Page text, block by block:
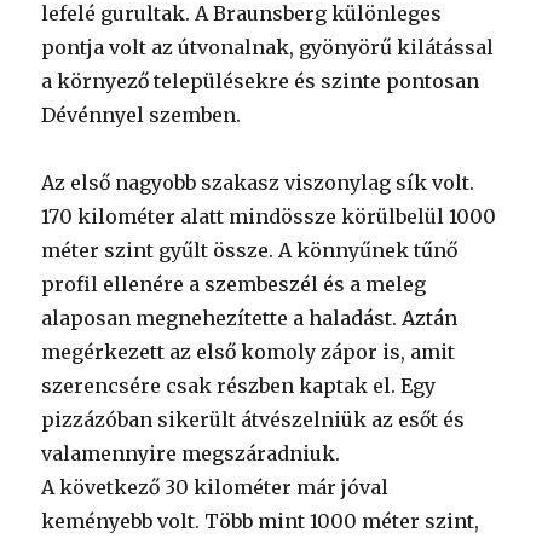
lefelé gurultak. A Braunsberg különleges
pontja volt az útvonalnak, gyönyörű kilátással
a környező településekre és szinte pontosan
Dévénnyel szemben.
Az első nagyobb szakasz viszonylag sík volt.
170 kilométer alatt mindössze körülbelül 1000
méter szint gyűlt össze. A könnyűnek tűnő
profil ellenére a szembeszél és a meleg
alaposan megnehezítette a haladást. Aztán
megérkezett az első komoly zápor is, amit
szerencsére csak részben kaptak el. Egy
pizzázóban sikerült átvészelniük az esőt és
valamennyire megszáradniuk.
A következő 30 kilométer már jóval
keményebb volt. Több mint 1000 méter szint,